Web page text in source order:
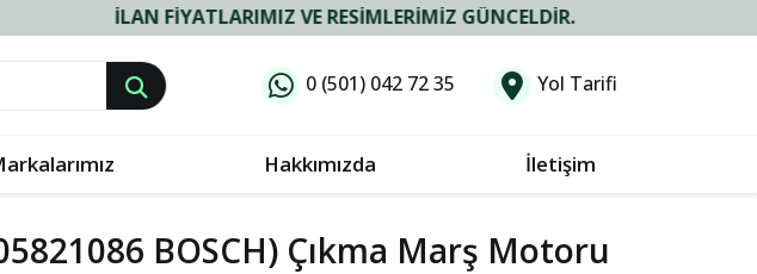
İLAN FIYATLARIMIZ VE RESIMLERIMIZ GÜNCELDIR.
0 (501) 042 72 35 Yol Tarifi
Hakkımızda İletişim
BOSCH) Çıkma Marş Motoru